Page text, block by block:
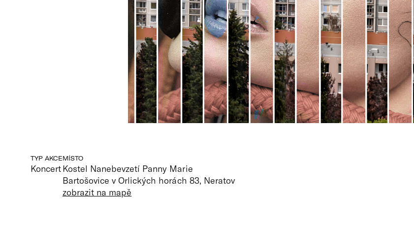
TYP AKCE
Koncert
MÍSTO
Kostel Nanebevzetí Panny Marie
Bartošovice v Orlických horách 83, Neratov
zobrazit na mapě